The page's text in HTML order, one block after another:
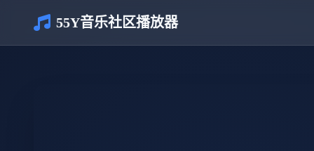
55Y音乐社区播放器
介绍